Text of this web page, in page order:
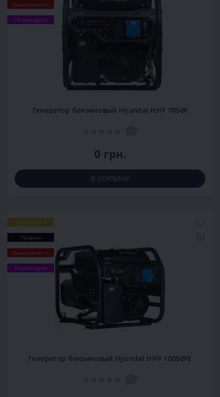
Заканчивается
Рекомендуем
Генератор бензиновый Hyundai HHY 7050F
0 грн.
В КОРЗИНУ
Популярный
Продано
Заканчивается
Рекомендуем
Генератор бензиновый Hyundai HHY 10050FE